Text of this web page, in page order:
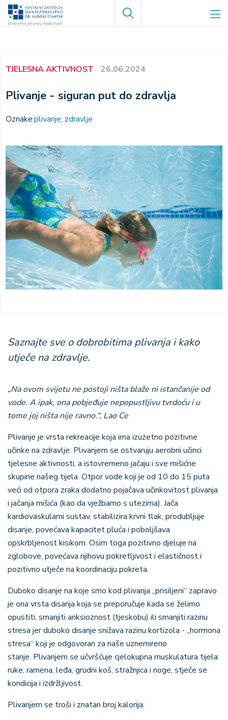
Skoči
Search
TJELESNA AKTIVNOST 26.06.2024
Plivanje - siguran put do zdravlja
Oznake:plivanje; zdravlje
Saznajte sve o dobrobitima plivanja i kako
utječe na zdravlje.
„Na ovom svijetu ne postoji ništa blaže ni istančanije od
vode. A ipak, ona pobjeđuje nepopustljivu tvrdoću i u
tome joj ništa nije ravno.“, Lao Ce
Plivanje je vrsta rekreacije koja ima izuzetno pozitivne
učinke na zdravlje. Plivanjem se ostvaruju aerobni učinci
tjelesne aktivnosti, a istovremeno jačaju i sve mišićne
skupine našeg tijela. Otpor vode koji je od 10 do 15 puta
veći od otpora zraka dodatno pojačava učinkovitost plivanja
i jačanja mišića (kao da vježbamo s utezima). Jača
kardiovaskularni sustav, stabilizira krvni tlak, produbljuje
disanje, povećava kapacitet pluća i poboljšava
opskrbljenost kisikom. Osim toga pozitivno djeluje na
zglobove, povećava njihovu pokretljivost i elastičnost i
pozitivno utječe na koordinaciju pokreta.
Duboko disanje na koje smo kod plivanja „prisiljeni“ zapravo
je ona vrsta disanja koja se preporučuje kada se želimo
opustiti, smanjiti anksioznost (tjeskobu) ili smanjiti razinu
stresa jer duboko disanje snižava razinu kortizola - „hormona
stresa“ koji je odgovoran za naše uznemireno
stanje. Plivanjem se učvršćuje cjelokupna muskulatura tijela:
ruke, ramena, leđa, grudni koš, stražnjica i noge, stječe se
kondicija i izdržljivost.
Plivanjem se troši i znatan broj kalorija: